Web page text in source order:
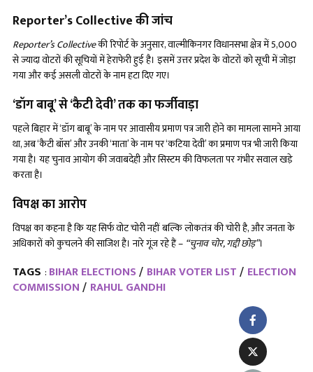
Reporter’s Collective की जांच
Reporter’s Collectiveकी रिपोर्ट के अनुसार, वाल्मीकिनगर विधानसभा क्षेत्र में 5,000
से ज्यादा वोटरों की सूचियों में हेराफेरी हुई है। इसमें उत्तर प्रदेश के वोटरों को सूची में जोड़ा
गया और कई असली वोटरों के नाम हटा दिए गए।
‘डॉग बाबू’ से ‘कैटी देवी’ तक का फर्जीवाड़ा
पहले बिहार में ‘डॉग बाबू’ के नाम पर आवासीय प्रमाण पत्र जारी होने का मामला सामने आया
था, अब ‘कैटी बॉस’ और उनकी ‘माता’ के नाम पर ‘कटिया देवी’ का प्रमाण पत्र भी जारी किया
गया है। यह चुनाव आयोग की जवाबदेही और सिस्टम की विफलता पर गंभीर सवाल खड़े
करता है।
विपक्ष का आरोप
विपक्ष का कहना है कि यह सिर्फ वोट चोरी नहीं बल्कि लोकतंत्र की चोरी है, और जनता के
अधिकारों को कुचलने की साजिश है। नारे गूंज रहे हैं – “चुनाव चोर, गद्दी छोड़”।
TAGS : BIHAR ELECTIONS BIHAR VOTER LIST
ELECTION
COMMISSION
RAHUL GANDHI